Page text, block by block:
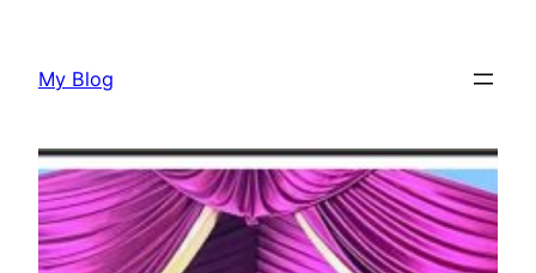
konten
My Blog